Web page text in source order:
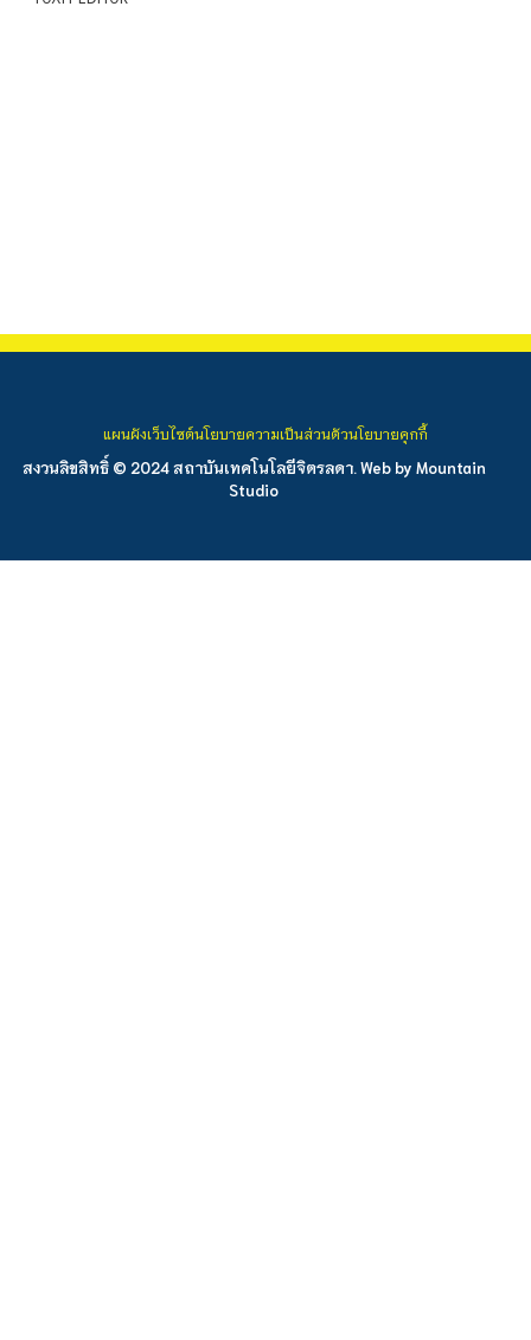
สงวนลิขสิทธิ์ © 2024 สถาบันเทคโนโลยีจิตรลดา. Web by Mountain
Studio
แผนผังเว็บไซต์นโยบายความเป็นส่วนตัวนโยบายคุกกี้